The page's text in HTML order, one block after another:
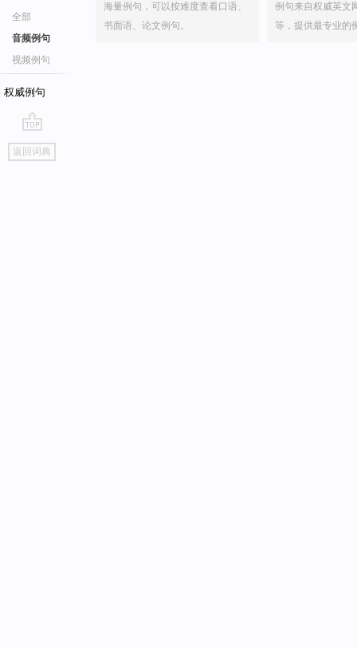
全部
音频例句
视频例句
权威例句
go
top
返回词典
海量例句，可以按难度查看口语、
书面语、论文例句。
例句来自权威英文
等，提供最专业的